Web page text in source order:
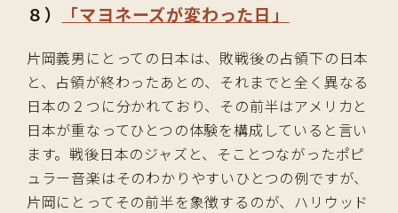
８） 「マヨネーズが変わった日」
片岡義男にとっての日本は、敗戦後の占領下の日本
と、占領が終わったあとの、それまでと全く異なる
日本の２つに分かれており、その前半はアメリカと
日本が重なってひとつの体験を構成していると言い
ます。戦後日本のジャズと、そことつながったポピ
ュラー音楽はそのわかりやすいひとつの例ですが、
片岡にとってその前半を象徴するのが、ハリウッド